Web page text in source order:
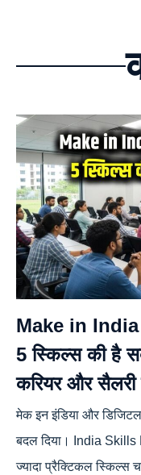
Make in India
5 स्किल्स की है
करियर और सैलरी
मेक इन इंडिया और
बदल दिया। India Skills
ज्यादा प्रैक्टिकल स्किल्स